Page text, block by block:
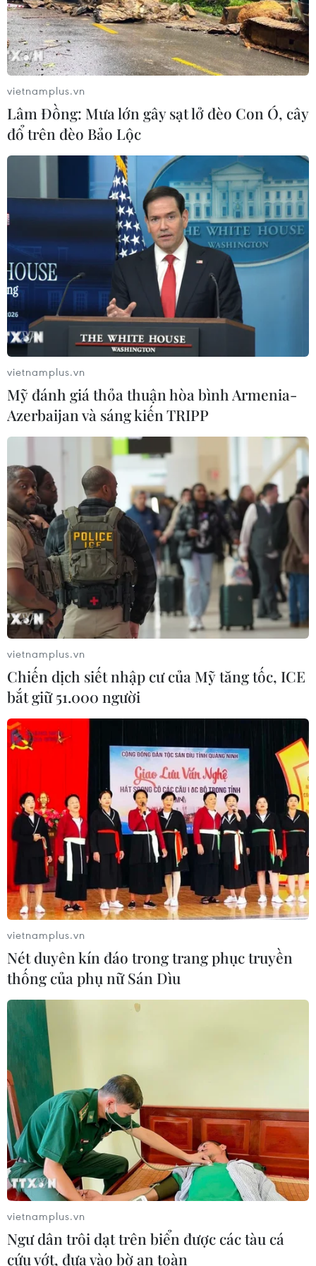
vietnamplus.vn
Lâm Đồng: Mưa lớn gây sạt lở đèo Con Ó, cây
đổ trên đèo Bảo Lộc
vietnamplus.vn
Mỹ đánh giá thỏa thuận hòa bình Armenia-
Azerbaijan và sáng kiến TRIPP
vietnamplus.vn
Chiến dịch siết nhập cư của Mỹ tăng tốc, ICE
bắt giữ 51.000 người
vietnamplus.vn
Nét duyên kín đáo trong trang phục truyền
thống của phụ nữ Sán Dìu
vietnamplus.vn
Ngư dân trôi dạt trên biển được các tàu cá
cứu vớt, đưa vào bờ an toàn